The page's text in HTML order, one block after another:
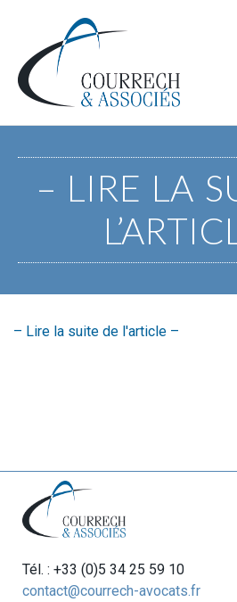
– LIRE LA
– Lire la suite de l'article –
Tél. : +33 (0)5 34 25 59 10
contact@courrech-avocats.fr